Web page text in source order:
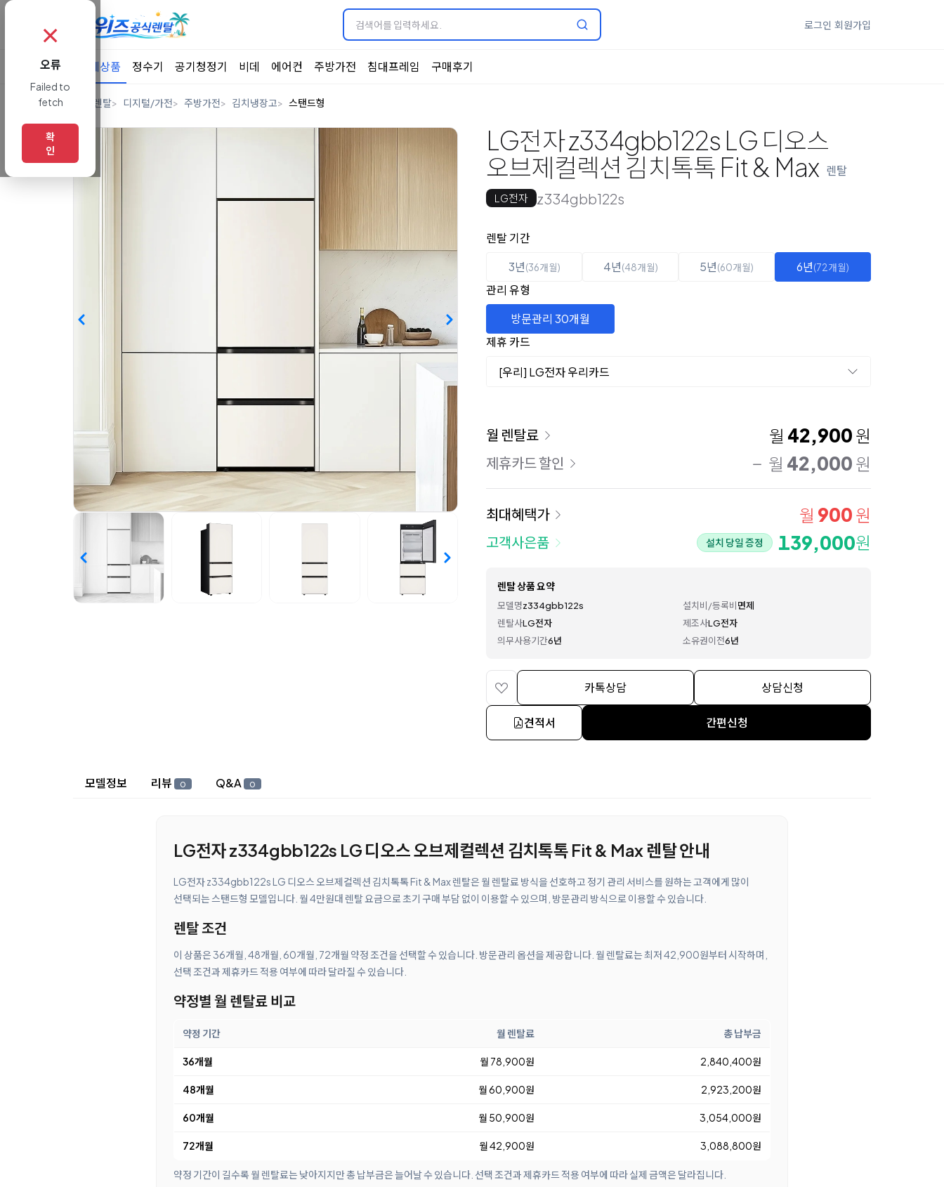
로그인 회원가입
전체상품 정수기 공기청정기 비데 에어컨 주방가전 침대프레임 구매후기
렌탈 디지털/가전 주방가전 김치냉장고 스탠드형
LG전자 z334gbb122s LG 디오스
오브제컬렉션 김치톡톡 Fit & Max 렌탈
LG전자 z334gbb122s
옵션 선택
렌탈 선택
렌탈 기간
3년(36개월) 4년(48개월) 5년(60개월) 6년(72개월)
관리 유형
방문관리 30개월
제휴 카드
[우리] LG전자 우리카드
이용 요금
월 렌탈료 월 42,900 원
제휴카드 할인 월 42,000 원
최대혜택가 월 900 원
고객사은품 설치 당일 증정 139,000원
렌탈 상품 요약
모델명z334gbb122s 설치비/등록비면제
렌탈사LG전자 제조사LG전자
의무사용기간6년 소유권이전6년
카톡상담 상담신청
견적서 간편신청
상세 정보
모델정보 리뷰 0 Q&A 0
LG전자 z334gbb122s LG 디오스 오브제컬렉션 김치톡톡 Fit & Max 렌탈 안내
LG전자 z334gbb122s LG 디오스 오브제컬렉션 김치톡톡 Fit & Max 렌탈은 월 렌탈료 방식을 선호하고 정기 관리 서비스를 원하는 고객에게 많이
선택되는 스탠드형 모델입니다. 월 4만원대 렌탈 요금으로 초기 구매 부담 없이 이용할 수 있으며, 방문관리 방식으로 이용할 수 있습니다.
렌탈 조건
이 상품은 36개월, 48개월, 60개월, 72개월 약정 조건을 선택할 수 있습니다. 방문관리 옵션을 제공합니다. 월 렌탈료는 최저 42,900원부터 시작하며,
선택 조건과 제휴카드 적용 여부에 따라 달라질 수 있습니다.
약정별 월 렌탈료 비교
약정 기간 월 렌탈료 총 납부금
36개월 월 78,900원 2,840,400원
48개월 월 60,900원 2,923,200원
60개월 월 50,900원 3,054,000원
72개월 월 42,900원 3,088,800원
약정 기간이 길수록 월 렌탈료는 낮아지지만 총 납부금은 늘어날 수 있습니다. 선택 조건과 제휴카드 적용 여부에 따라 실제 금액은 달라집니다.
✗
오류
Failed to
fetch
확
인